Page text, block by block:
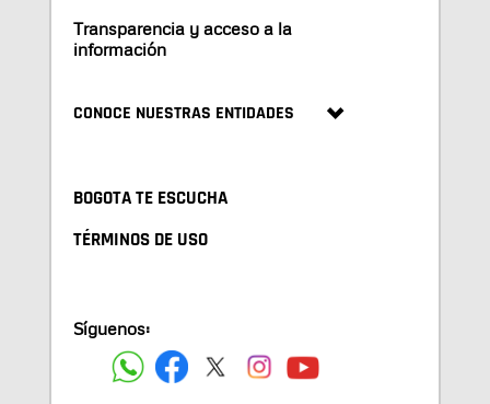
Transparencia y acceso a la
información
CONOCE NUESTRAS ENTIDADES
BOGOTA TE ESCUCHA
TÉRMINOS DE USO
Síguenos: